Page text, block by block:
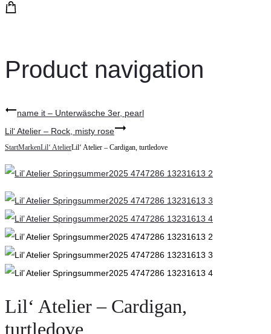
Product navigation
name it – Unterwäsche 3er, pearl
Lil‘ Atelier – Rock, misty rose
StartMarkenLil‘ AtelierLil‘ Atelier – Cardigan, turtledove
Lil‘ Atelier – Cardigan,
turtledove